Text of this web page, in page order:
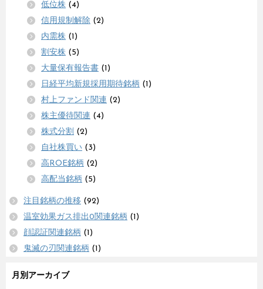
低位株 (4)
信用規制解除 (2)
内需株 (1)
割安株 (5)
大量保有報告書 (1)
日経平均新規採用期待銘柄 (1)
村上ファンド関連 (2)
株主優待関連 (4)
株式分割 (2)
自社株買い (3)
高ROE銘柄 (2)
高配当銘柄 (5)
注目銘柄の推移 (92)
温室効果ガス排出0関連銘柄 (1)
顔認証関連銘柄 (1)
鬼滅の刃関連銘柄 (1)
月別アーカイブ